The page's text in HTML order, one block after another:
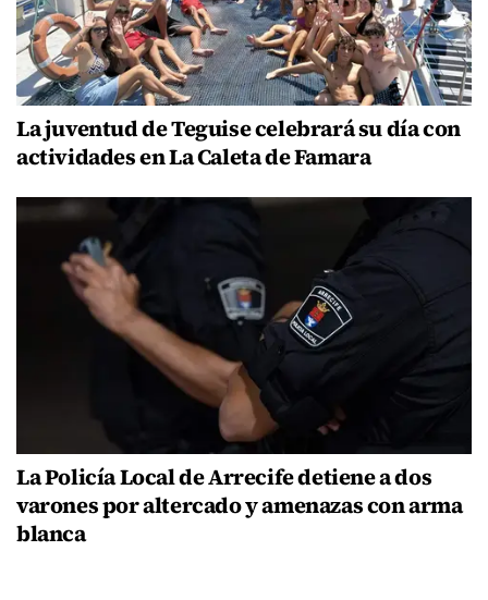
La juventud de Teguise celebrará su día con
actividades en La Caleta de Famara
La Policía Local de Arrecife detiene a dos
varones por altercado y amenazas con arma
blanca